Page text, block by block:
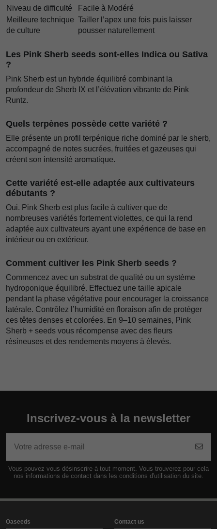
Niveau de difficulté
Facile à Modéré
Meilleure technique
de culture
Tailler l’apex une fois puis laisser
pousser naturellement
Les Pink Sherb seeds sont-elles Indica ou Sativa
?
Pink Sherb est un hybride équilibré combinant la
profondeur de Sherb IX et l’élévation vibrante de Pink
Runtz.
Quels terpènes possède cette variété ?
Elle présente un profil terpénique riche dominé par le sherb,
accompagné de notes sucrées, fruitées et gazeuses qui
créent son intensité aromatique.
Cette variété est-elle adaptée aux cultivateurs
débutants ?
Oui. Pink Sherb est plus facile à cultiver que de
nombreuses variétés fortement violettes, ce qui la rend
adaptée aux cultivateurs ayant une expérience de base en
intérieur ou en extérieur.
Comment cultiver les Pink Sherb seeds ?
Commencez avec un substrat de qualité ou un système
hydroponique équilibré. Effectuez une taille apicale
pendant la phase végétative pour encourager la croissance
latérale. Contrôlez l’humidité en floraison afin de protéger
ces têtes denses et colorées. En 9–10 semaines, Pink
Sherb + seeds vous récompense avec des fleurs
résineuses et des rendements moyens à élevés.
Inscrivez-vous à la newsletter
Vous pouvez vous désinscrire à tout moment. Vous trouverez pour cela
nos informations de contact dans les conditions d'utilisation du site.
Oaseeds Contact us